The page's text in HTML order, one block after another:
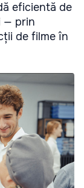
eficientă de
— prin
de filme în